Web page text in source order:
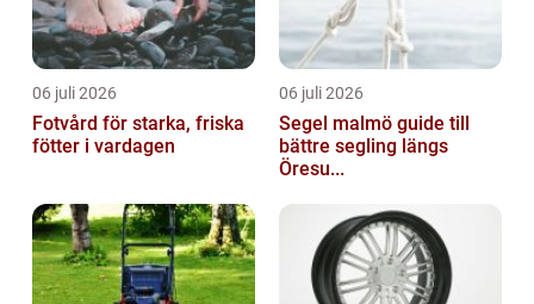
06 juli 2026
Fotvård för starka, friska
fötter i vardagen
06 juli 2026
Segel malmö guide till
bättre segling längs
Öresu...